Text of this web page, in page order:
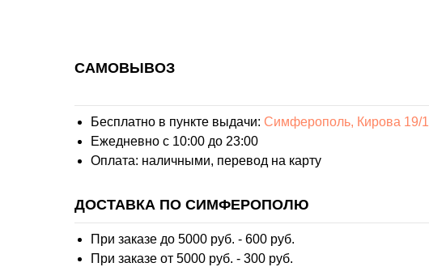
САМОВЫВОЗ
Бесплатно в пункте выдачи: Симферополь, Кирова 19/1
Ежедневно с 10:00 до 23:00
Оплата: наличными, перевод на карту
ДОСТАВКА ПО СИМФЕРОПОЛЮ
При заказе до 5000 руб. - 600 руб.
При заказе от 5000 руб. - 300 руб.